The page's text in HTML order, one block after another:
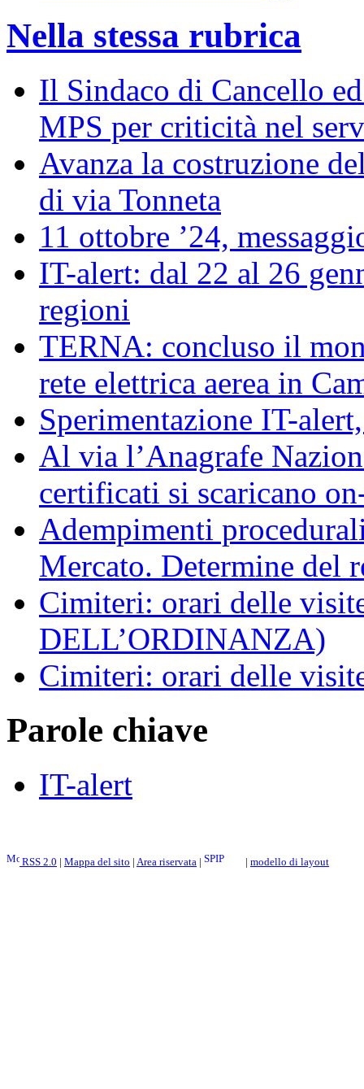
Nella stessa rubrica
Il Sindaco di Cancello
MPS per criticità nel
Avanza la costruzione
di via Tonneta
11 ottobre ’24,
IT-alert: dal 22 al 26
regioni
TERNA: concluso il
rete elettrica aerea in
Sperimentazione IT-
Al via l’Anagrafe
certificati si scaricano
Adempimenti
Mercato. Determine del
Cimiteri: orari delle
DELL’ORDINANZA)
Cimiteri: orari delle
Parole chiave
IT-alert
RSS 2.0 | Mappa del sito | Area riservata | | modello di layout